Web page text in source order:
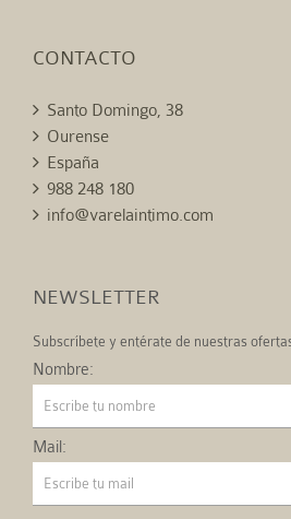
CONTACTO
Santo Domingo, 38
Ourense
España
988 248 180
info@varelaintimo.com
NEWSLETTER
Subscríbete y entérate de nuestras
Nombre:
Mail: